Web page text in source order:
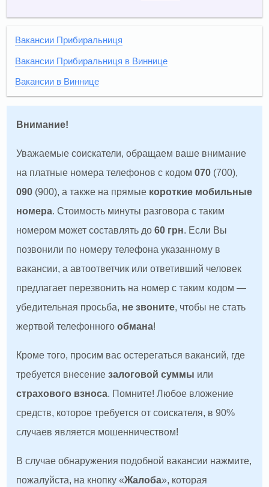
Вакансии Прибиральниця
Вакансии Прибиральниця в Виннице
Вакансии в Виннице
Внимание!
Уважаемые соискатели, обращаем ваше внимание
на платные номера телефонов с кодом070 (700),
090 (900), а также на прямые короткие мобильные
номера. Стоимость минуты разговора с таким
номером может составлять до60 грн. Если Вы
позвонили по номеру телефона указанному в
вакансии, а автоответчик или ответивший человек
предлагает перезвонить на номер с таким кодом —
убедительная просьба, не звоните, чтобы не стать
жертвой телефонногообмана!
Кроме того, просим вас остерегаться вакансий, где
требуется внесениезалоговой суммы или
страхового взноса. Помните! Любое вложение
средств, которое требуется от соискателя, в 90%
случаев является мошенничеством!
В случае обнаружения подобной вакансии нажмите,
пожалуйста, на кнопку «Жалоба», которая